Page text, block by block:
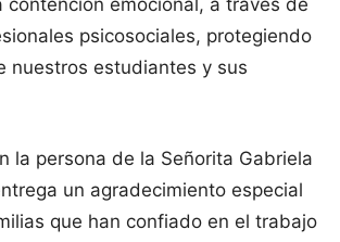
contención emocional, a través de
psicosociales, protegiendo
nuestros estudiantes y sus
la persona de la Señorita Gabriela
un agradecimiento especial
que han confiado en el trabajo